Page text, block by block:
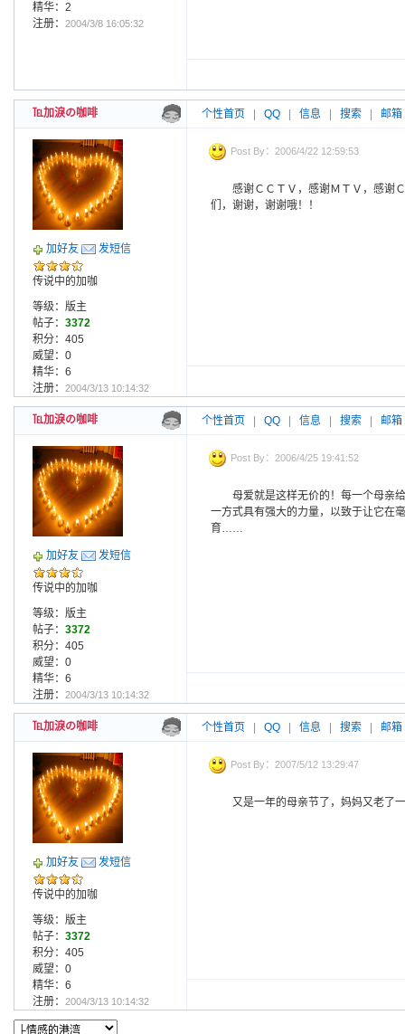
精华：2
注册： 2004/3/8 16:05:32
℡加淚の咖啡 个性首页 QQ 信息 搜索 邮箱
加好友 发短信
传说中的加咖
等级：版主
帖子： 3372
积分：405
威望：0
精华：6
注册： 2004/3/13 10:14:32
Post By：2006/4/22 12:59:53
感谢ＣＣＴＶ，感谢ＭＴＶ，感谢
们，谢谢，谢谢哦！！
℡加淚の咖啡 个性首页 QQ 信息 搜索 邮箱
加好友 发短信
传说中的加咖
等级：版主
帖子： 3372
积分：405
威望：0
精华：6
注册： 2004/3/13 10:14:32
Post By：2006/4/25 19:41:52
母爱就是这样无价的！每一个母亲
一方式具有强大的力量，以致于让它在
育……
℡加淚の咖啡 个性首页 QQ 信息 搜索 邮箱
加好友 发短信
传说中的加咖
等级：版主
帖子： 3372
积分：405
威望：0
精华：6
注册： 2004/3/13 10:14:32
Post By：2007/5/12 13:29:47
又是一年的母亲节了，妈妈又老了